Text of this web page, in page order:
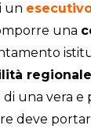
un
una
regionale
una vera e
deve